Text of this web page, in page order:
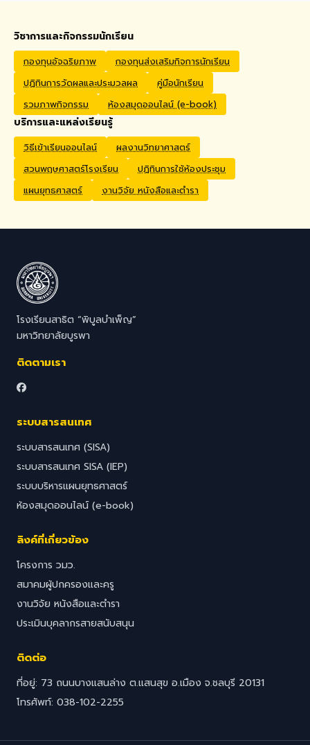
Studies, PE, Arts, or a
Speakers or Non-Native
English Speakers with a
verified TOEIC score of at
least 785. Prior teaching
experience is preferred.
Application Process
Interested candidates
should submit their CV,
passport copy, degree
certificates, relevant
transcripts/documents,
introduction via email to
วิชาการและกิจกรรมนักเรียน
กองทุนอัจฉริยภาพ
กองทุนส่งเสริมกิจการนักเรียน
ปฏิทินการวัดผลและประมวลผล
คู่มือนักเรียน
รวมภาพกิจกรรม
ห้องสมุดออนไลน์ (e-book)
บริการและแหล่งเรียนรู้
วิธีเข้าเรียนออนไลน์
ผลงานวิทยาศาสตร์
สวนพฤษศาสตร์โรงเรียน
ปฏิทินการใช้ห้องประชุม
แผนยุทธศาสตร์
งานวิจัย หนังสือและตำรา
โรงเรียนสาธิต “พิบูลบำเพ็ญ”
มหาวิทยาลัยบูรพา
ติดตามเรา
ระบบสารสนเทศ
ระบบสารสนเทศ (SISA)
ระบบสารสนเทศ SISA (IEP)
ระบบบริหารแผนยุทธศาสตร์
ห้องสมุดออนไลน์ (e-book)
ลิงค์ที่เกี่ยวข้อง
โครงการ วมว.
สมาคมผู้ปกครองและครู
งานวิจัย หนังสือและตำรา
ประเมินบุคลากรสายสนับสนุน
ติดต่อ
ที่อยู่: 73 ถนนบางแสนล่าง ต.แสนสุข อ.เมือง จ.ชลบุรี 20131
โทรศัพท์: 038-102-2255